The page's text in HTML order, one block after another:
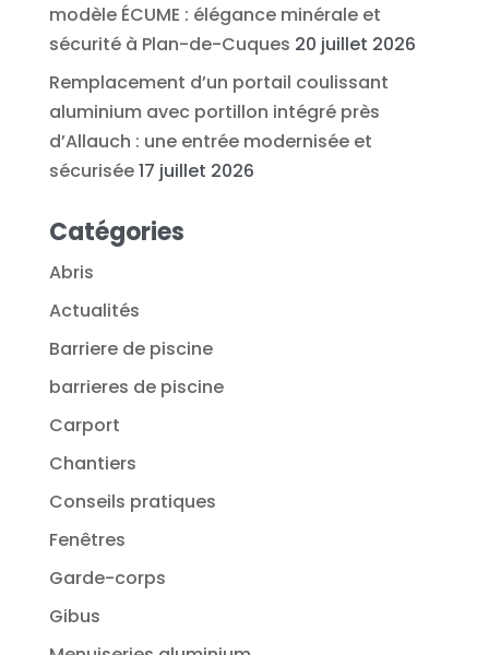
modèle ÉCUME : élégance minérale et
sécurité à Plan-de-Cuques 20 juillet 2026
Remplacement d’un portail coulissant
aluminium avec portillon intégré près
d’Allauch : une entrée modernisée et
sécurisée17 juillet 2026
Catégories
Abris
Actualités
Barriere de piscine
barrieres de piscine
Carport
Chantiers
Conseils pratiques
Fenêtres
Garde-corps
Gibus